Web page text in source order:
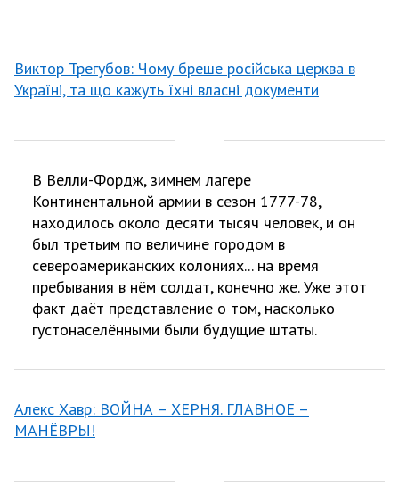
Виктор Трегубов: Чому бреше російська церква в
Україні, та що кажуть їхні власні документи
В Велли-Фордж, зимнем лагере
Континентальной армии в сезон 1777-78,
находилось около десяти тысяч человек, и он
был третьим по величине городом в
североамериканских колониях... на время
пребывания в нём солдат, конечно же. Уже этот
факт даёт представление о том, насколько
густонаселёнными были будущие штаты.
Алекс Хавр: ВОЙНА – ХЕРНЯ. ГЛАВНОЕ –
МАНЁВРЫ!